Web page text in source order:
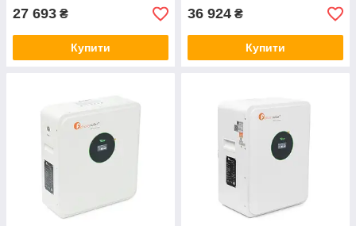
27 693 ₴
Купити
36 924 ₴
Купити